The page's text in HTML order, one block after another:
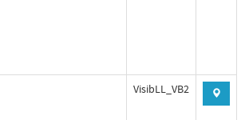
VisibLL_VB2